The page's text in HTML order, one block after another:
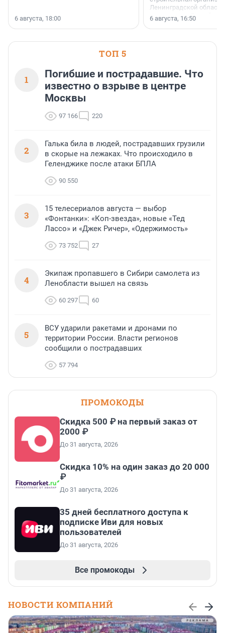
6 августа, 18:00
Ленинградской области
номинации «Самый
застройщик
области».
6 августа, 16:50
ТОП 5
1
Погибшие и пострадавшие. Что
известно о взрыве в центре
Москвы
97 166 220
2
Галька била в людей, пострадавших грузили
в скорые на лежаках. Что происходило в
Геленджике после атаки БПЛА
90 550
3
15 телесериалов августа — выбор
«Фонтанки»: «Коп-звезда», новые «Тед
Лассо» и «Джек Ричер», «Одержимость»
73 752 27
4
Экипаж пропавшего в Сибири самолета из
Ленобласти вышел на связь
60 297 60
5
ВСУ ударили ракетами и дронами по
территории России. Власти регионов
сообщили о пострадавших
57 794
ПРОМОКОДЫ
Скидка 500 ₽ на первый заказ от
2000 ₽
До 31 августа, 2026
Скидка 10% на один заказ до 20 000
₽
До 31 августа, 2026
35 дней бесплатного доступа к
подписке Иви для новых
пользователей
До 31 августа, 2026
Все промокоды
НОВОСТИ КОМПАНИЙ